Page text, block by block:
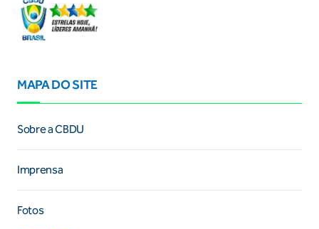
MAPA DO SITE
Sobre a CBDU
Imprensa
Fotos